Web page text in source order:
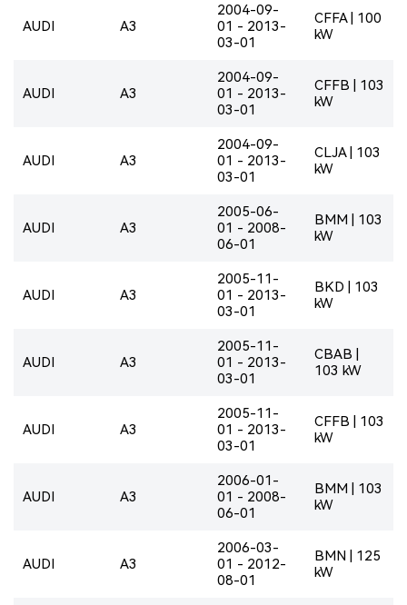
AUDI A3
2004-09-
01 - 2013-
03-01
CFFA | 100
kW
AUDI A3
2004-09-
01 - 2013-
03-01
CFFB | 103
kW
AUDI A3
2004-09-
01 - 2013-
03-01
CLJA | 103
kW
AUDI A3
2005-06-
01 - 2008-
06-01
BMM | 103
kW
AUDI A3
2005-11-
01 - 2013-
03-01
BKD | 103
kW
AUDI A3
2005-11-
01 - 2013-
03-01
CBAB |
103 kW
AUDI A3
2005-11-
01 - 2013-
03-01
CFFB | 103
kW
AUDI A3
2006-01-
01 - 2008-
06-01
BMM | 103
kW
AUDI A3
2006-03-
01 - 2012-
08-01
BMN | 125
kW